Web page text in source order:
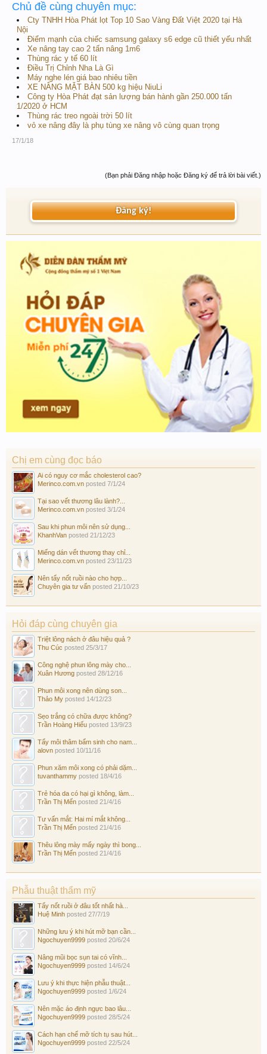
Chủ đề cùng chuyên mục:
Cty TNHH Hòa Phát lọt Top 10 Sao Vàng Đất Việt 2020 tại Hà
Nội
Điểm mạnh của chiếc samsung galaxy s6 edge cũ thiết yếu nhất
Xe nâng tay cao 2 tấn nâng 1m6
Thùng rác y tế 60 lít
Điều Trị Chỉnh Nha Là Gì
Máy nghe lén giá bao nhiêu tiền
XE NÂNG MẶT BÀN 500 kg hiệu NiuLi
Công ty Hòa Phát đạt sản lượng bán hành gần 250.000 tấn
1/2020 ở HCM
Thùng rác treo ngoài trời 50 lít
vỏ xe nâng đây là phụ tùng xe nâng vô cùng quan trọng
17/1/18
(Bạn phải Đăng nhập hoặc Đăng ký để trả lời bài viết.)
Đăng ký!
Chị em cùng đọc báo
Ai có nguy cơ mắc cholesterol cao?
Merinco.com.vn posted 7/1/24
Tại sao vết thương lâu lành?...
Merinco.com.vn posted 3/1/24
Sau khi phun môi nên sử dụng...
KhanhVan posted 21/12/23
Miếng dán vết thương thay chỉ...
Merinco.com.vn posted 23/11/23
Nên tẩy nốt ruồi nào cho hợp...
Chuyên gia tư vấn posted 21/10/23
Hỏi đáp cùng chuyên gia
Triệt lông nách ở đâu hiệu quả ?
Thu Cúc posted 25/3/17
Công nghệ phun lông mày cho...
Xuân Hương posted 28/12/16
Phun môi xong nên dùng son...
Thảo My posted 14/12/23
Sẹo trắng có chữa được không?
Trần Hoàng Hiếu posted 13/9/23
Tẩy môi thâm bẩm sinh cho nam...
alovn posted 10/11/16
Phun xăm môi xong có phải dặm...
tuvanthammy posted 18/4/16
Trẻ hóa da có hại gì không, làm...
Trần Thị Mến posted 21/4/16
Tư vấn mắt: Hai mí mắt không...
Trần Thị Mến posted 21/4/16
Thêu lông mày mấy ngày thì bong...
Trần Thị Mến posted 21/4/16
Phẫu thuật thẩm mỹ
Tẩy nốt ruồi ở đâu tốt nhất hà...
Huệ Minh posted 27/7/19
Những lưu ý khi hút mỡ bạn cần...
Ngochuyen9999 posted 20/6/24
Nâng mũi bọc sụn tai có vĩnh...
Ngochuyen9999 posted 14/6/24
Lưu ý khi thực hiện phẫu thuật...
Ngochuyen9999 posted 1/6/24
Nên mặc áo định ngực bao lâu...
Ngochuyen9999 posted 28/5/24
Cách hạn chế mỡ tích tụ sau hút...
Ngochuyen9999 posted 22/5/24